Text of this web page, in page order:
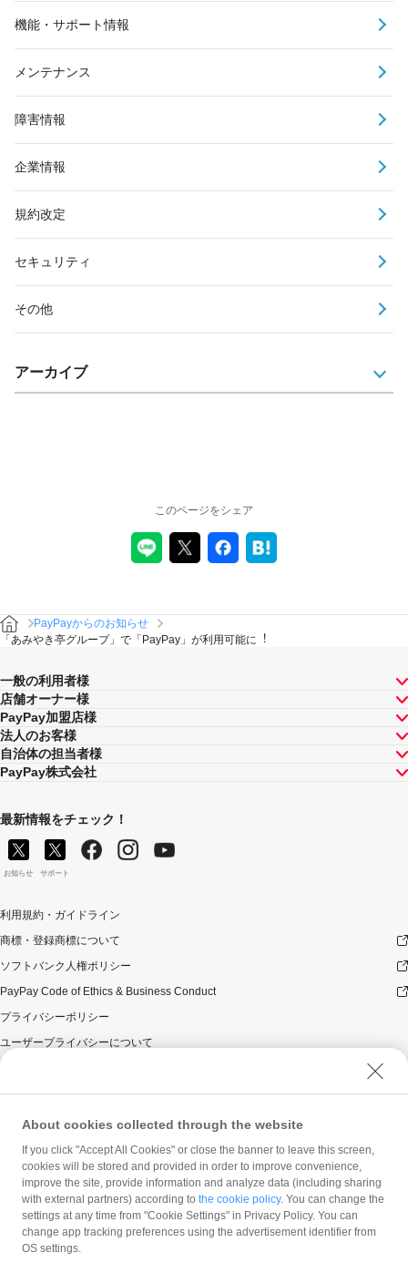
機能・サポート情報
メンテナンス
障害情報
企業情報
規約改定
セキュリティ
その他
アーカイブ
このページをシェア
PayPayからのお知らせ
「あみやき亭グループ」で「PayPay」が利用可能に︕
一般の利用者様
店舗オーナー様
PayPay加盟店様
法人のお客様
自治体の担当者様
PayPay株式会社
最新情報をチェック！
お知らせ サポート
利用規約・ガイドライン
商標・登録商標について
ソフトバンク人権ポリシー
PayPay Code of Ethics & Business Conduct
プライバシーポリシー
ユーザープライバシーについて
ウェブサイト利用規約
反社会的勢力に対する方針
勧誘方針
マネロン等基本方針
カスタマーハラスメントに関する当社の考え方
About cookies collected through the website
If you click "Accept All Cookies" or close the banner to leave this screen,
cookies will be stored and provided in order to improve convenience,
improve the site, provide information and analyze data (including sharing
with external partners) according to the cookie policy. You can change the
settings at any time from "Cookie Settings" in Privacy Policy. You can
change app tracking preferences using the advertisement identifier from
OS settings.